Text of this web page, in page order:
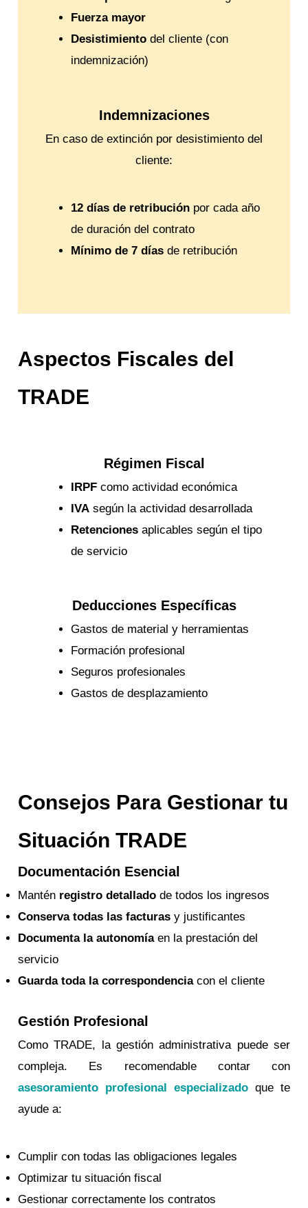
Fuerza mayor
Desistimientodel cliente (con
indemnización)
Indemnizaciones
En caso de extinción por desistimiento del
cliente:
12 días de retribuciónpor cada año
de duración del contrato
Mínimo de 7 díasde retribución
Aspectos Fiscales del
TRADE
Régimen Fiscal
IRPFcomo actividad económica
IVAsegún la actividad desarrollada
Retencionesaplicables según el tipo
de servicio
Deducciones Específicas
Gastos de material y herramientas
Formación profesional
Seguros profesionales
Gastos de desplazamiento
Consejos Para Gestionar tu
Situación TRADE
Documentación Esencial
Mantén registro detallado de todos los ingresos
Conserva todas las facturas y justificantes
Documenta la autonomíaen la prestación del
servicio
Guarda toda la correspondenciacon el cliente
Gestión Profesional
Como TRADE, la gestión administrativa puede ser
compleja. Es recomendable contar con
asesoramiento profesional especializado que te
ayude a:
Cumplir con todas las obligaciones legales
Optimizar tu situación fiscal
Gestionar correctamente los contratos